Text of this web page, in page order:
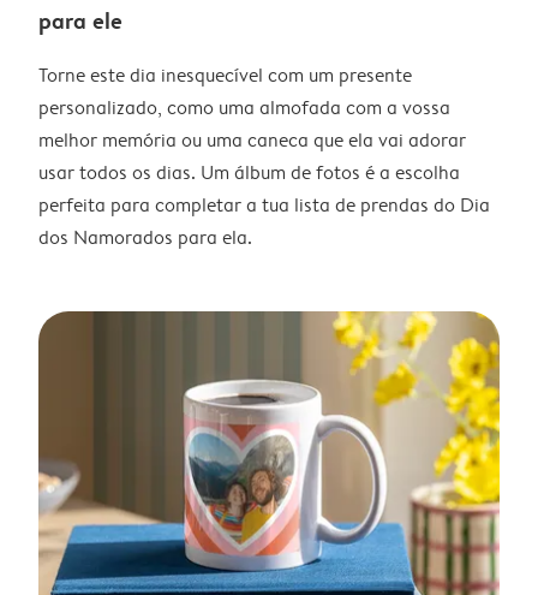
para ele
Torne este dia inesquecível com um presente
personalizado, como uma almofada com a vossa
melhor memória ou uma caneca que ela vai adorar
usar todos os dias. Um álbum de fotos é a escolha
perfeita para completar a tua lista de prendas do Dia
dos Namorados para ela.